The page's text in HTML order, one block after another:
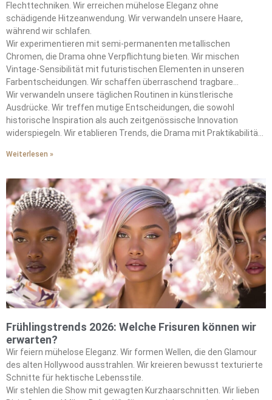
Flechttechniken. Wir erreichen mühelose Eleganz ohne
schädigende Hitzeanwendung. Wir verwandeln unsere Haare,
während wir schlafen.
Wir experimentieren mit semi-permanenten metallischen
Chromen, die Drama ohne Verpflichtung bieten. Wir mischen
Vintage-Sensibilität mit futuristischen Elementen in unseren
Farbentscheidungen. Wir schaffen überraschend tragbare
Statement-Looks.
Wir verwandeln unsere täglichen Routinen in künstlerische
Ausdrücke. Wir treffen mutige Entscheidungen, die sowohl
historische Inspiration als auch zeitgenössische Innovation
widerspiegeln. Wir etablieren Trends, die Drama mit Praktikabilität
Weiterlesen »
Frühlingstrends 2026: Welche Frisuren können wir
erwarten?
Wir feiern mühelose Eleganz. Wir formen Wellen, die den Glamour
des alten Hollywood ausstrahlen. Wir kreieren bewusst texturierte
Schnitte für hektische Lebensstile.
Wir stehlen die Show mit gewagten Kurzhaarschnitten. Wir lieben